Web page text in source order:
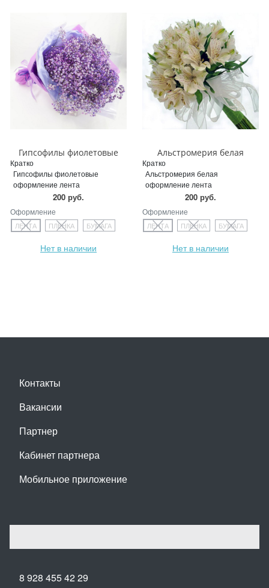
Гипсофилы фиолетовые
Кратко
Гипсофилы фиолетовые
оформление лента
200 руб.
Оформление
ЛЕНТА ПЛЕНКА БУМАГА
Нет в наличии
Альстромерия белая
Кратко
Альстромерия белая
оформление лента
200 руб.
Оформление
ЛЕНТА ПЛЕНКА БУМАГА
Нет в наличии
Контакты
Вакансии
Партнер
Кабинет партнера
Мобильное приложение
8 928 455 42 29